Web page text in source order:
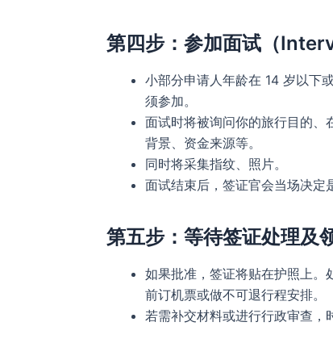
第四步：参加面试（
小部分申请人年龄在 14 岁以下
须参加。
面试时将被询问你的旅行目的、
背景、资金来源等。
同时将采集指纹、照片。
面试结束后，签证官会当场决定
第五步：等待签证处理及
如果批准，签证将贴在护照上。
前订机票或做不可退行程安排。
若需补交材料或进行行政审查，